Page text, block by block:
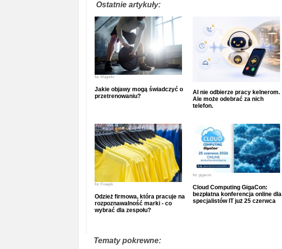
Ostatnie artykuły:
fot. Magnific
Jakie objawy mogą świadczyć o
przetrenowaniu?
AI nie odbierze pracy kelnerom.
Ale może odebrać za nich
telefon.
fot. Freepik
Odzież firmowa, która pracuje na
rozpoznawalność marki - co
wybrać dla zespołu?
fot. gigacon
Cloud Computing GigaCon:
bezpłatna konferencja online dla
specjalistów IT już 25 czerwca
Tematy pokrewne: